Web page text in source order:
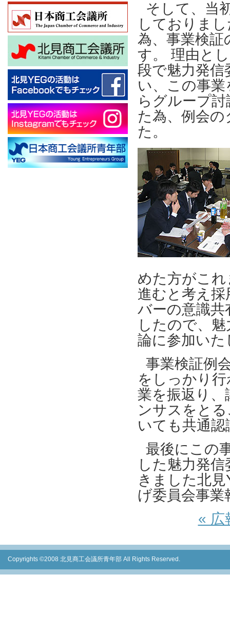
そして、当
しておりま
為、事業検
す。 理由と
段で魅力発
い、この事
らグループ
た為、例会
た。
めた方がこ
進むと考え
バーの意識
したので、
論に参加い
事業検証例
をしっかり
業を振返り
ンサスをと
いても共通
最後にこの
した魅力発
きました北
げ委員会事
« 広
Copyrights ©2008 北見商工会議所青年部 All Rights Reserved.